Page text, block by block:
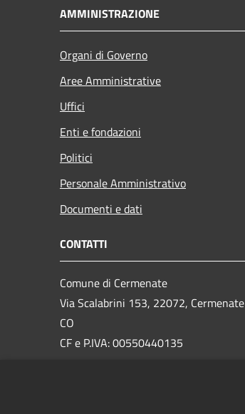
AMMINISTRAZIONE
Organi di Governo
Aree Amministrative
Uffici
Enti e fondazioni
Politici
Personale Amministrativo
Documenti e dati
CONTATTI
Comune di Cermenate
Via Scalabrini 153, 22072, Cermenate
CO
CF e P.IVA: 00550440135